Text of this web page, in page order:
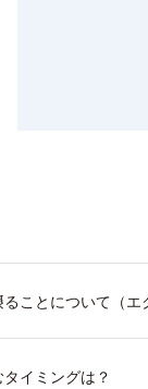
ことについて（エ
イミングは？